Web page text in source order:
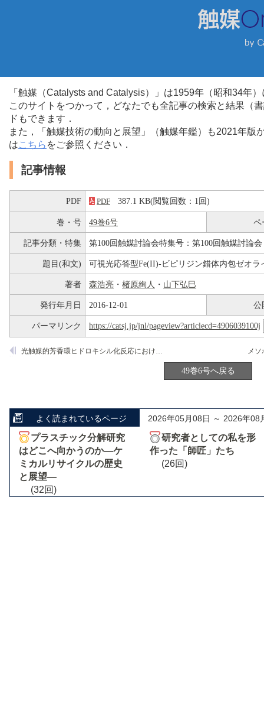
「触媒（Catalysts and Catalysis）」は1959年（昭和34年
このサイトをつかって，どなたでも全記事の検索と結果（
ドもできます．
また，「触媒技術の動向と展望」（触媒年鑑）も2021年
はこちら をご参照ください．
記事情報
PDF PDF 387.1 KB(閲覧回数：1回)
巻・号 49巻6号 ペ
記事分類・特集 第100回触媒討論会特集号：第100回触媒討論会
題目(和文) 可視光応答型Fe(II)-ビピリジン錯体内包ゼオ
著者 森浩亮 ・ 楮原絢人 ・ 山下弘巳
発行年月日 2016-12-01 公
パーマリンク https://catsj.jp/jnl/pageview?articlecd=4906039100j
メソ
光触媒的芳香環ヒドロキシル化反応における活性酸素種
49巻6号へ戻る
よく読まれているページ 2026年05月08日 ～ 2026年08
プラスチック分解研究
はどこへ向かうのか―ケ
ミカルリサイクルの歴史
と展望―
(32回)
研究者としての私を形
作った「師匠」たち
(26回)